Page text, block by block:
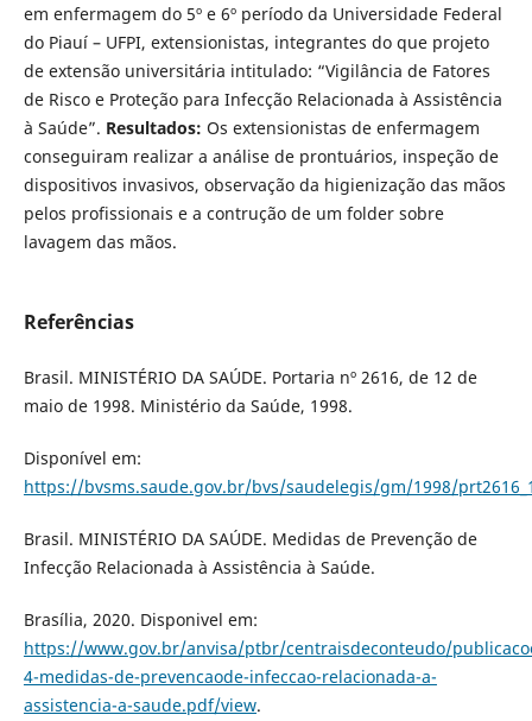
em enfermagem do 5º e 6º período da Universidade Federal
do Piauí – UFPI, extensionistas, integrantes do que projeto
de extensão universitária intitulado: “Vigilância de Fatores
de Risco e Proteção para Infecção Relacionada à Assistência
à Saúde”. Resultados: Os extensionistas de enfermagem
conseguiram realizar a análise de prontuários, inspeção de
dispositivos invasivos, observação da higienização das mãos
pelos profissionais e a contrução de um folder sobre
lavagem das mãos.
Referências
Brasil. MINISTÉRIO DA SAÚDE. Portaria nº 2616, de 12 de
maio de 1998. Ministério da Saúde, 1998.
Disponível em:
https://bvsms.saude.gov.br/bvs/saudelegis/gm/1998/
Brasil. MINISTÉRIO DA SAÚDE. Medidas de Prevenção de
Infecção Relacionada à Assistência à Saúde.
Brasília, 2020. Disponivel em:
https://www.gov.br/anvisa/ptbr/centraisdeconteudo/
4-medidas-de-prevencaode-infeccao-relacionada-a-
assistencia-a-saude.pdf/view.